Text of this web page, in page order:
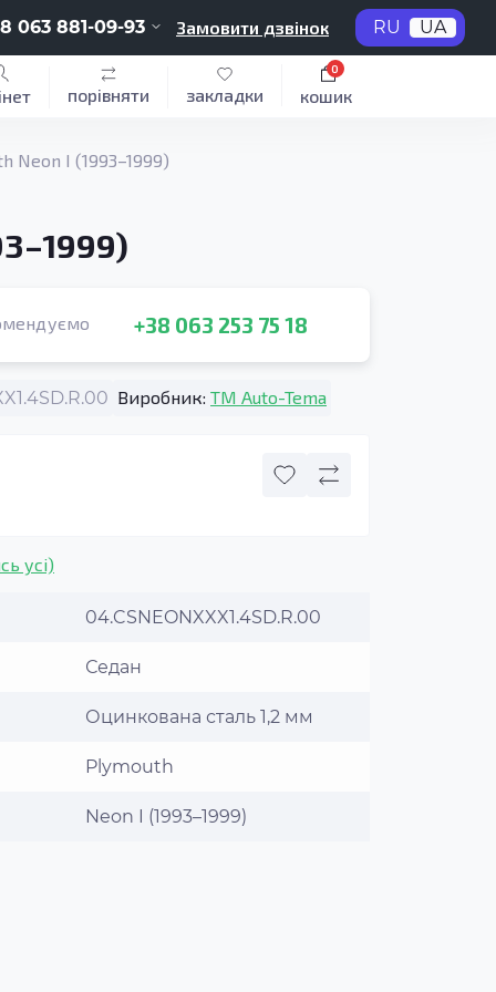
063 881-09-93 Замовити дзвінок RU UA
порівняти закладки кошик
0
Neon I (1993–1999)
+38 063 253 75 18
Виробник: TM Auto-Tema
усі)
04.CSNEONXXX1.4SD.R.00
Седан
Оцинкована сталь 1,2 мм
Plymouth
Neon I (1993–1999)